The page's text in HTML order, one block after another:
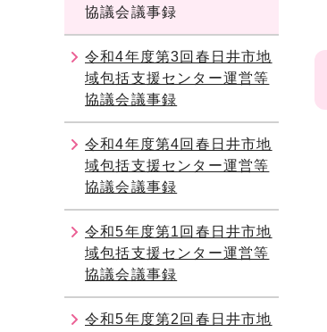
協議会議事録
令和4年度第3回春日井市地
域包括支援センター運営等
協議会議事録
令和4年度第4回春日井市地
域包括支援センター運営等
協議会議事録
令和5年度第1回春日井市地
域包括支援センター運営等
協議会議事録
令和5年度第2回春日井市地